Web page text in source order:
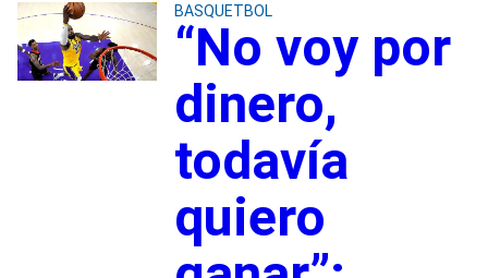
BASQUETBOL
“No voy por
dinero,
todavía
quiero